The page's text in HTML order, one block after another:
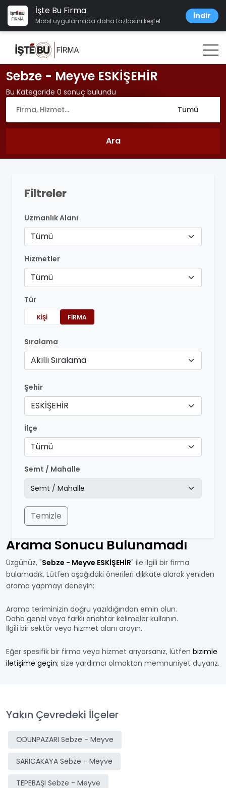
İşte Bu Firma
Mobil uygulamada daha fazlasını keşfet
İndir
Sebze - Meyve ESKİŞEHİR
Bu Kategoride 0 sonuç bulundu
Filtreler
Uzmanlık Alanı
Tümü
Hizmetler
Tümü
Tür
KIŞI FIRMA
Sıralama
Akıllı Sıralama
Şehir
ESKİŞEHİR
İlçe
Tümü
Semt / Mahalle
Temizle
Arama Sonucu Bulunamadı
Üzgünüz, "Sebze - Meyve ESKİŞEHİR" ile ilgili bir firma
bulamadık. Lütfen aşağıdaki önerileri dikkate alarak yeniden
arama yapmayı deneyin:
Arama teriminizin doğru yazıldığından emin olun.
Daha genel veya farklı anahtar kelimeler kullanın.
İlgili bir sektör veya hizmet alanı arayın.
Eğer spesifik bir firma veya hizmet arıyorsanız, lütfen bizimle
iletişime geçin; size yardımcı olmaktan memnuniyet duyarız.
Yakın Çevredeki İlçeler
ODUNPAZARI Sebze - Meyve
SARICAKAYA Sebze - Meyve
TEPEBAŞI Sebze - Meyve